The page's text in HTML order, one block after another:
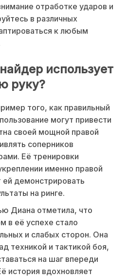
отработке ударов и
в различных
к любым
использует
руку?
того, как правильный
могут привести
своей мощной правой
соперников
Её тренировки
именно правой
ей демонстрировать
на ринге.
Диана отметила, что
в её успехе стало
и слабых сторон. Она
техникой и тактикой боя,
на шаг впереди
история вдохновляет